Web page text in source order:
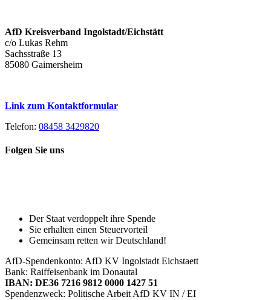
AfD Kreisverband Ingolstadt/Eichstätt
c/o Lukas Rehm
Sachsstraße 13
85080 Gaimersheim
Link zum Kontaktformular
Telefon: 08458 3429820
Folgen Sie uns
Der Staat verdoppelt ihre Spende
Sie erhalten einen Steuervorteil
Gemeinsam retten wir Deutschland!
AfD-Spendenkonto: AfD KV Ingolstadt Eichstaett
Bank: Raiffeisenbank im Donautal
IBAN: DE36 7216 9812 0000 1427 51
Spendenzweck: Politische Arbeit AfD KV IN / EI